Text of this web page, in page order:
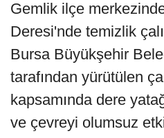
Gemlik ilçe
Deresi'nde temizlik
Bursa Büyükşehir
tarafından yürütülen
kapsamında dere
ve çevreyi olumsuz